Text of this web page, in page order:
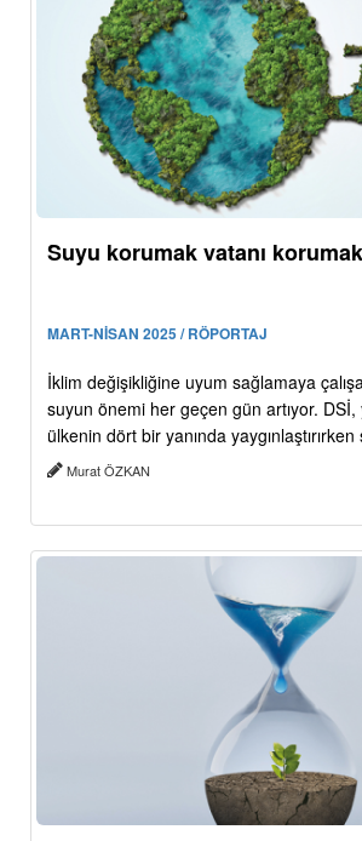
Suyu korumak vatanı
MART-NİSAN 2025 / RÖPORTAJ
İklim değişikliğine uyum sağlamaya
suyun önemi her geçen gün artıyor. DSİ,
ülkenin dört bir yanında yaygınlaştırırken
Murat ÖZKAN